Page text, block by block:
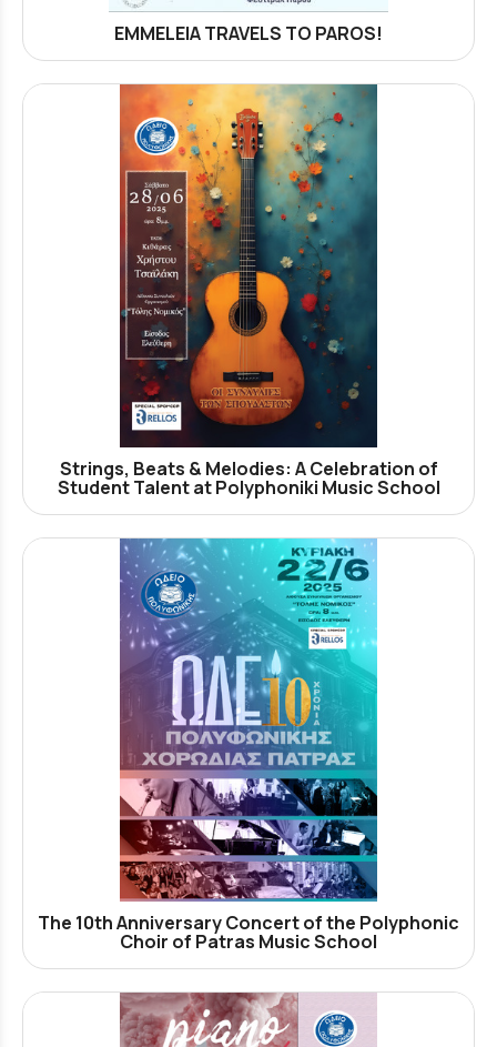
EMMELEIA TRAVELS TO PAROS!
Strings, Beats & Melodies: A Celebration of
Student Talent at Polyphoniki Music School
The 10th Anniversary Concert of the Polyphonic
Choir of Patras Music School